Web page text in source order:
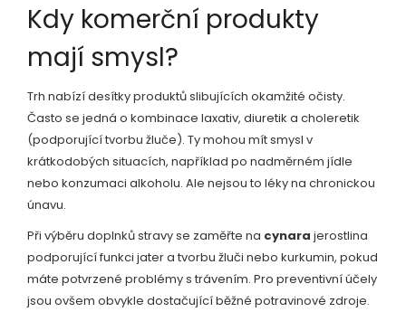
Kdy komerční produkty
mají smysl?
Trh nabízí desítky produktů slibujících okamžité očisty.
Často se jedná o kombinace laxativ, diuretik a choleretik
(podporující tvorbu žluče). Ty mohou mít smysl v
krátkodobých situacích, například po nadměrném jídle
nebo konzumaci alkoholu. Ale nejsou to léky na chronickou
únavu.
Při výběru doplnků stravy se zaměřte na cynara jerostlina
podporující funkci jater a tvorbu žluči nebo kurkumin, pokud
máte potvrzené problémy s trávením. Pro preventivní účely
jsou ovšem obvykle dostačující běžné potravinové zdroje.